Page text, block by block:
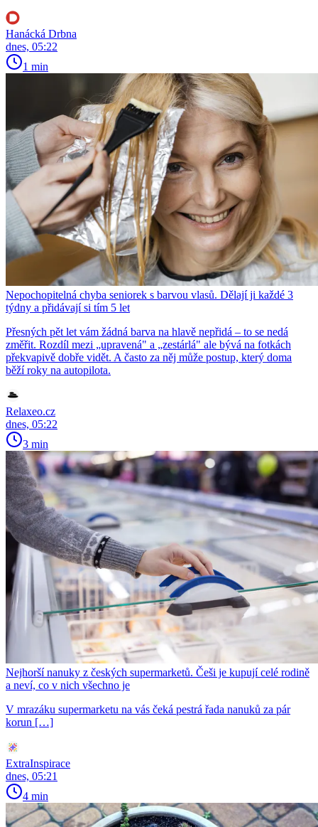
Hanácká Drbna
dnes, 05:22
1 min
Nepochopitelná chyba seniorek s barvou vlasů. Dělají ji každé 3
týdny a přidávají si tím 5 let
Přesných pět let vám žádná barva na hlavě nepřidá – to se nedá
změřit. Rozdíl mezi „upravená" a „zestárlá" ale bývá na fotkách
překvapivě dobře vidět. A často za něj může postup, který doma
běží roky na autopilota.
Relaxeo.cz
dnes, 05:22
3 min
Nejhorší nanuky z českých supermarketů. Češi je kupují celé rodině
a neví, co v nich všechno je
V mrazáku supermarketu na vás čeká pestrá řada nanuků za pár
korun […]
ExtraInspirace
dnes, 05:21
4 min